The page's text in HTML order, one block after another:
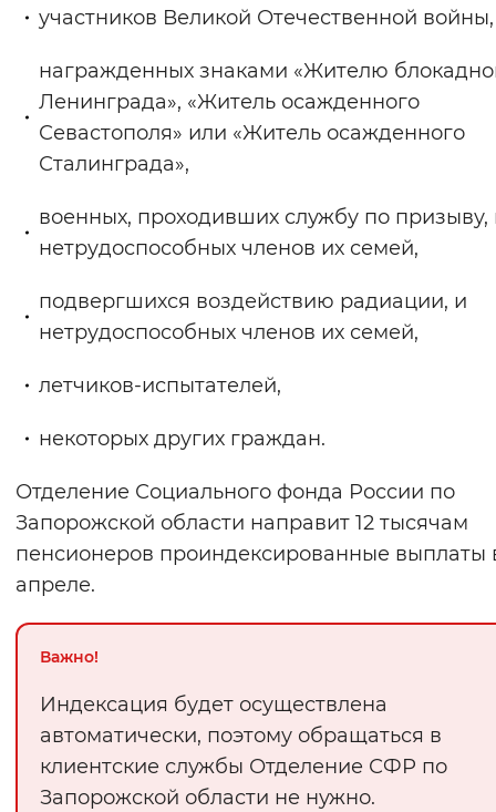
участников Великой Отечественной войны,
награжденных знаками «Жителю
Ленинграда», «Житель осажденного
Севастополя» или «Житель осажденного
Сталинграда»,
военных, проходивших службу по призыву,
нетрудоспособных членов их семей,
подвергшихся воздействию радиации, и
нетрудоспособных членов их семей,
летчиков-испытателей,
некоторых других граждан.
Отделение Социального фонда России по
Запорожской области направит 12 тысячам
пенсионеров проиндексированные выплаты
апреле.
Важно!
Индексация будет осуществлена
автоматически, поэтому обращаться в
клиентские службы Отделение СФР по
Запорожской области не нужно.